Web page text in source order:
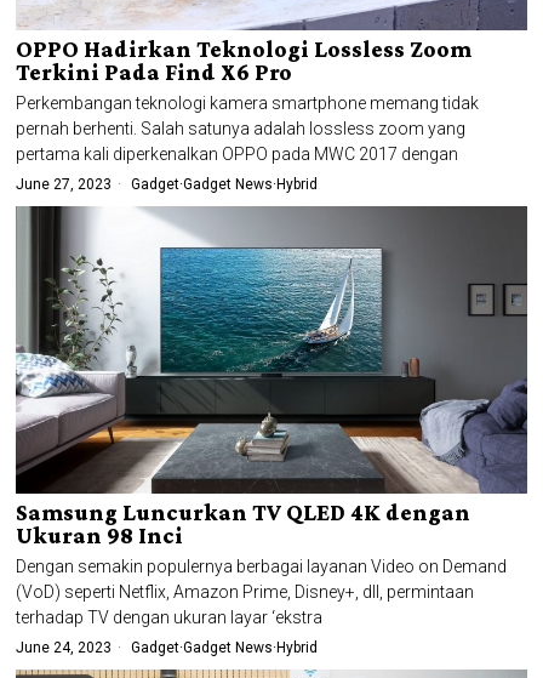
OPPO Hadirkan Teknologi Lossless Zoom
Terkini Pada Find X6 Pro
Perkembangan teknologi kamera smartphone memang tidak
pernah berhenti. Salah satunya adalah lossless zoom yang
pertama kali diperkenalkan OPPO pada MWC 2017 dengan
June 27, 2023 Gadget·Gadget News· Hybrid
Samsung Luncurkan TV QLED 4K dengan
Ukuran 98 Inci
Dengan semakin populernya berbagai layanan Video on Demand
(VoD) seperti Netflix, Amazon Prime, Disney+, dll, permintaan
terhadap TV dengan ukuran layar ‘ekstra
June 24, 2023 Gadget·Gadget News· Hybrid